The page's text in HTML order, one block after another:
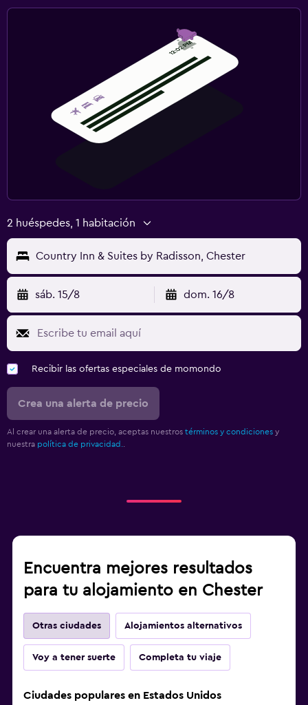
2 huéspedes, 1 habitación
Country Inn & Suites by Radisson, Chester
sáb. 15/8 dom. 16/8
Recibir las ofertas especiales de momondo
Crea una alerta de precio
Al crear una alerta de precio, aceptas nuestros términos y condiciones y
nuestra política de privacidad.
Encuentra mejores resultados
para tu alojamiento en Chester
Otras ciudades Alojamientos alternativos
Voy a tener suerte Completa tu viaje
Ciudades populares en Estados Unidos